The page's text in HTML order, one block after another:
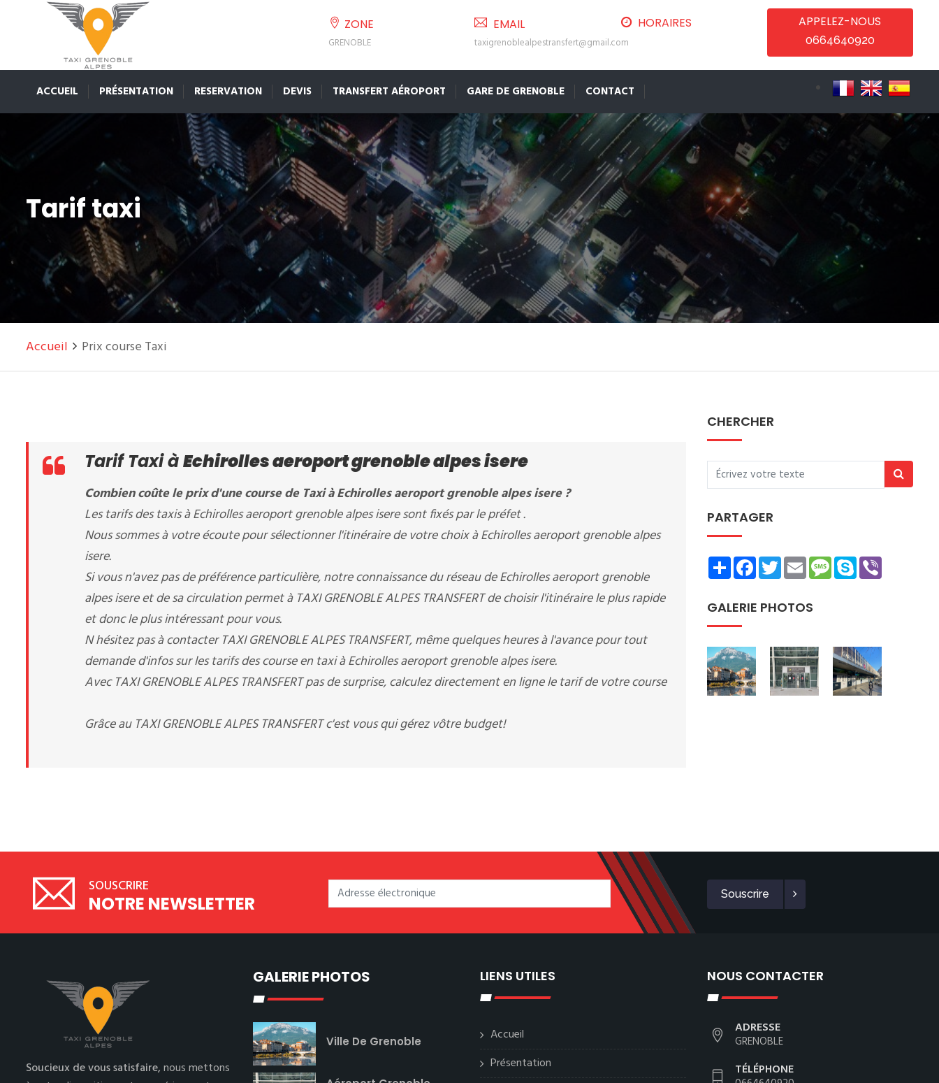
ZONE
GRENOBLE
EMAIL
taxigrenoblealpestransfert@gmail.com
HORAIRES APPELEZ-NOUS
0664640920
ACCUEIL PRÉSENTATION RESERVATION DEVIS TRANSFERT AÉROPORT GARE DE GRENOBLE CONTACT
Tarif taxi
Accueil Prix course Taxi
Tarif Taxi àEchirolles aeroport grenoble alpes isere
Combien coûte le prix d'une course de Taxi à Echirolles aeroport grenoble alpes isere ?
Les tarifs des taxis à Echirolles aeroport grenoble alpes isere sont fixés par le préfet .
Nous sommes à votre écoute pour sélectionner l'itinéraire de votre choix à Echirolles aeroport grenoble alpes
isere.
Si vous n'avez pas de préférence particulière, notre connaissance du réseau de Echirolles aeroport grenoble
alpes isere et de sa circulation permet à TAXI GRENOBLE ALPES TRANSFERT de choisir l'itinéraire le plus rapide
et donc le plus intéressant pour vous.
N hésitez pas à contacter TAXI GRENOBLE ALPES TRANSFERT, même quelques heures à l'avance pour tout
demande d'infos sur les tarifs des course en taxi à Echirolles aeroport grenoble alpes isere.
Avec TAXI GRENOBLE ALPES TRANSFERT pas de surprise, calculez directement en ligne le tarif de votre course
Grâce au TAXI GRENOBLE ALPES TRANSFERT c'est vous qui gérez vôtre budget!
CHERCHER
PARTAGER
ShareFacebookTwitterEmailMessage
Skype
GALERIE PHOTOS
SOUSCRIRE
NOTRE NEWSLETTER Souscrire
Soucieux de vous satisfaire,nous mettons
GALERIE PHOTOS
Ville De Grenoble
LIENS UTILES
Accueil
Présentation
NOUS CONTACTER
ADRESSE
GRENOBLE
TÉLÉPHONE